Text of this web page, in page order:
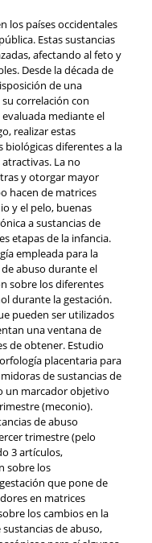
los países occidentales
Estas sustancias
afectando al feto y
Desde la década de
de una
correlación con
mediante el
realizar estas
diferentes a la
La no
y otorgar mayor
hacen de matrices
y el pelo, buenas
a sustancias de
etapas de la infancia.
empleada para la
abuso durante el
sobre los diferentes
durante la gestación.
pueden ser utilizados
una ventana de
de obtener. Estudio
placentaria para
de sustancias de
un marcador objetivo
(meconio).
de abuso
trimestre (pelo
3 artículos,
sobre los
que pone de
en matrices
los cambios en la
de abuso,